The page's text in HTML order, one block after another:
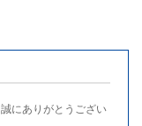
にありがとうござい